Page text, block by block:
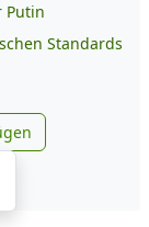
Putin
Standards
Telegram